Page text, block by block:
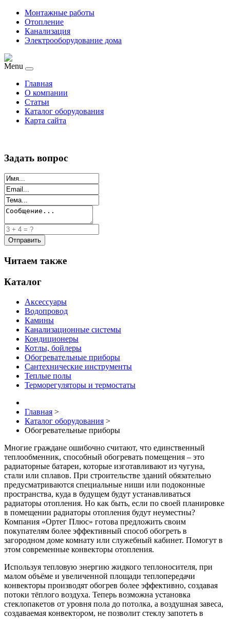
Монтажные работы
Отопление
Канализация
Электрооборудование дома
Menu
Главная
О компании
Статьи
Каталог оборудования
Карта сайта
Задать вопрос
Читаем также
Каталог
Аксессуары
Водопровод
Камины
Канализационные системы
Кондиционеры
Котлы, бойлеры
Обогревательные приборы
Сантехнические инструменты
Теплые полы
Терморегуляторы и термостаты
Главная >
Каталог оборудования >
Обогревательные приборы
Многие граждане ошибочно считают, что единственный
теплообменник, способный обогревать помещения – это
радиаторные батареи, которые изготавливают из чугуна,
стали или сплавов. При строительстве зданий обязательно
предусматриваются специальные ниши или подоконные
пространства, куда в будущем будут устанавливаться
радиаторы отопления. Но как быть, если по своей планировке
в помещении радиаторы отопления будут неуместны?
Компания «Ортег Плюс» готова предложить своим
покупателям более эффективный способ обогреть в
загородном доме комнату или служебный кабинет. Помогут в
этом современные конвекторы отопления.
Используя тепловую энергию жидкого теплоносителя, при
малом объёме и увеличенной площади теплопередачи
конвекторы производят обогрев более эффективно, создавая
потоки тёплого воздуха. Теперь возможна установка
стеклопакетов от уровня пола до потолка, а воздушная завеса,
создаваемая конвектором, не позволит стеклу запотеть в